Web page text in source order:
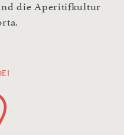
die Aperitifkultur